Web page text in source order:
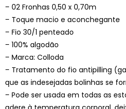
– 02 Fronhas 0,50 x 0,70m
– Toque macio e aconchegante
– Fio 30/1 penteado
– 100% algodão
– Marca: Colloda
– Tratamento do fio antipilling
que as indesejadas bolinhas se
– Pode ser usada em todas as